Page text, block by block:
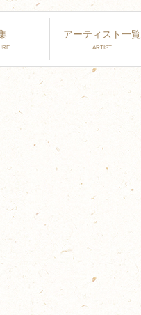
アーティスト一覧